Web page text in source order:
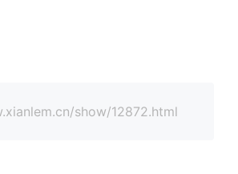
show/12872.html